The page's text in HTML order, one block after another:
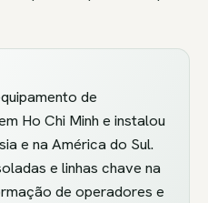
de
Ho Chi Minh e instalou
e na América do Sul.
e linhas chave na
de operadores e